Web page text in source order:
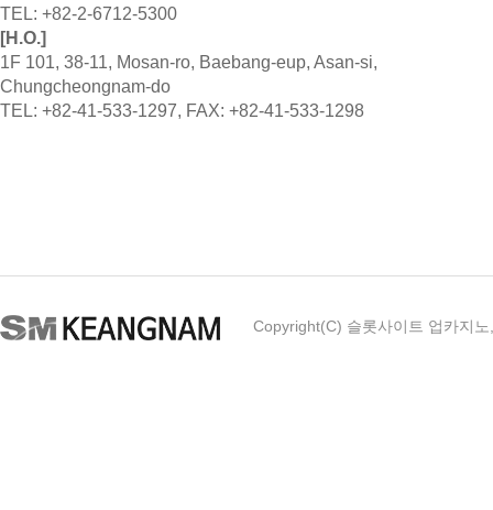
TEL: +82-2-6712-5300
[H.O.]
1F 101, 38-11, Mosan-ro, Baebang-eup, Asan-si,
Chungcheongnam-do
TEL: +82-41-533-1297, FAX: +82-41-533-1298
Copyright(C) 슬롯사이트 업카지